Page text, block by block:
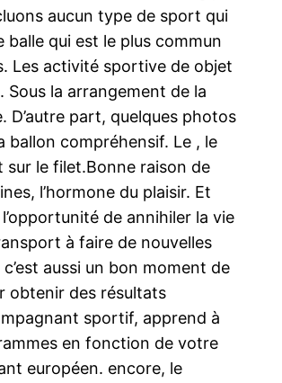
aucun type de sport qui
qui est le plus commun
Les activité sportive de objet
la arrangement de la
part, quelques photos
ballon compréhensif. Le , le
le filet.Bonne raison de
l’hormone du plaisir. Et
de annihiler la vie
à faire de nouvelles
aussi un bon moment de
obtenir des résultats
sportif, apprend à
en fonction de votre
européen. encore, le